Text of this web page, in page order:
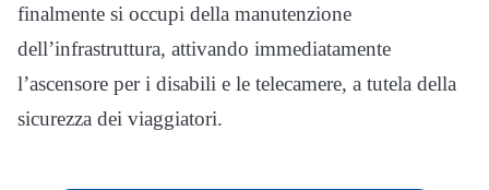
finalmente si occupi della manutenzione
dell’infrastruttura, attivando immediatamente
l’ascensore per i disabili e le telecamere, a tutela della
sicurezza dei viaggiatori.